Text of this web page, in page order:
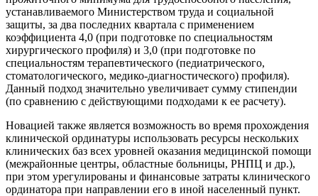
устанавливаемого Министерством труда и социальной
защиты, за два последних квартала с применением
коэффициента 4,0 (при подготовке по специальностям
хирургического профиля) и 3,0 (при подготовке по
специальностям терапевтического (педиатрического,
стоматологического, медико-диагностического) профиля).
Данный подход значительно увеличивает сумму стипендии
(по сравнению с действующими подходами к ее расчету).
Новацией также является возможность во время прохождения
клинической ординатуры использовать ресурсы нескольких
клинических баз всех уровней оказания медицинской помощи
(межрайонные центры, областные больницы, РНПЦ и др.),
при этом урегулированы и финансовые затраты клинического
ординатора при направлении его в иной населенный пункт.